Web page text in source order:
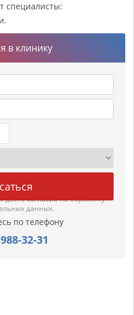
специалисты:
в клинику
даетесогласиена обработку
данных.
по телефону
32-31